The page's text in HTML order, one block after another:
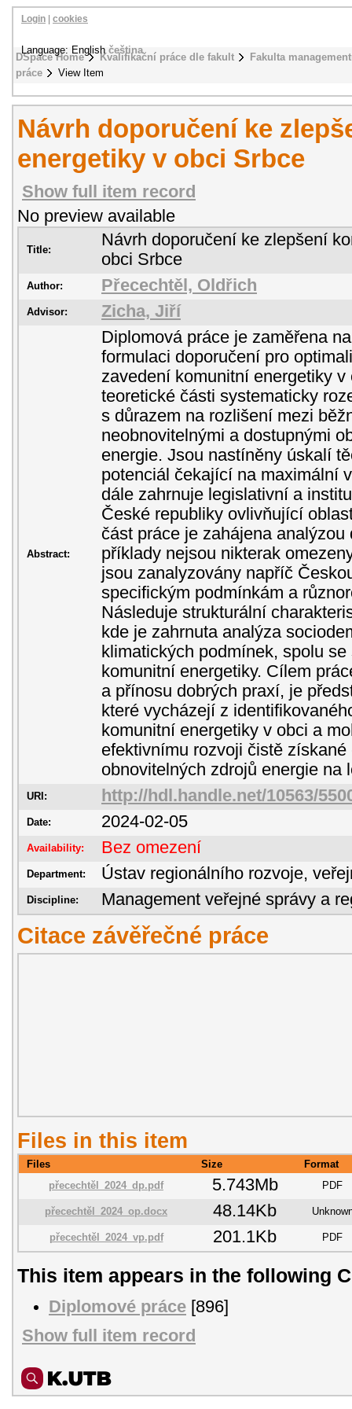
DSpace Home Kvalifikační práce dle fakult
Fakulta
práce
View Item
Login cookies
Language: Englishčeština
Návrh doporučení ke
energetiky v obci Srbce
Show full item record
No preview available
Title:
Návrh doporučení ke zlepšení
obci Srbce
Author: Přecechtěl, Oldřich
Advisor: Zicha, Jiří
Abstract:
Diplomová práce je zaměřena
formulaci doporučení pro
zavedení komunitní energetiky v
teoretické části systematicky
s důrazem na rozlišení mezi
neobnovitelnými a dostupnými
energie. Jsou nastíněny úskalí
potenciál čekající na maximální
dále zahrnuje legislativní a
České republiky ovlivňující
část práce je zahájena analýzou
příklady nejsou nikterak
jsou zanalyzovány napříč
specifickým podmínkám a
Následuje strukturální
kde je zahrnuta analýza
klimatických podmínek, spolu
komunitní energetiky. Cílem
a přínosu dobrých praxí, je
které vycházejí z
komunitní energetiky v obci a
efektivnímu rozvoji čistě
obnovitelných zdrojů energie na
URI: http://hdl.handle.net/10563/
Date: 2024-02-05
Availability: Bez omezení
Department: Ústav regionálního rozvoje,
Discipline: Management veřejné správy a
Citace závěřečné práce
Files in this item
Files Size
Format
přecechtěl_2024_dp.pdf
5.743Mb PDF
přecechtěl_2024_op.docx 48.14Kb
přecechtěl_2024_vp.pdf 201.1Kb PDF
This item appears in the following
Diplomové práce [896]
Show full item record